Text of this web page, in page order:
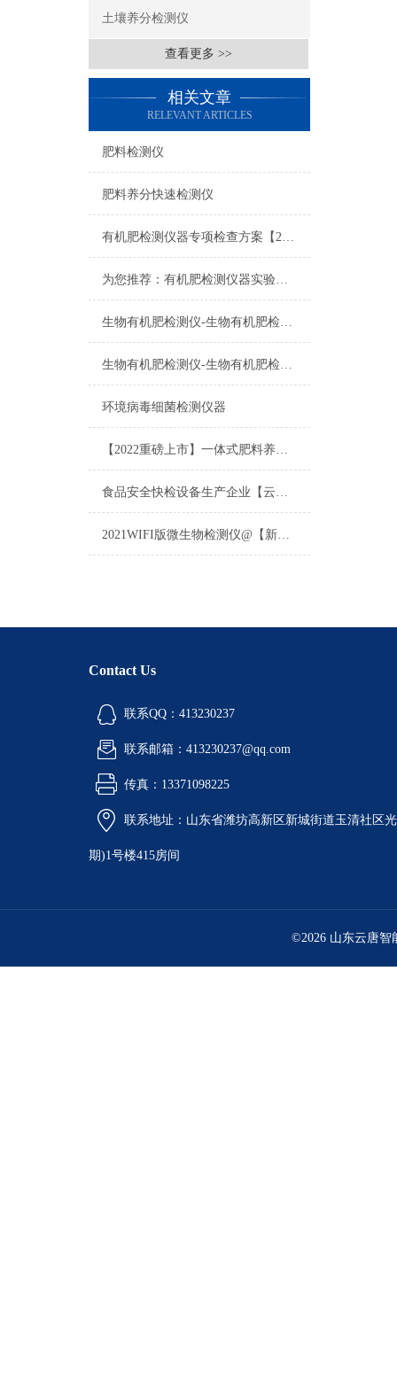
土壤养分检测仪
查看更多 >>
相关文章
RELEVANT ARTICLES
肥料检测仪
肥料养分快速检测仪
有机肥检测仪器专项检查方案【2021招标方案介绍】
为您推荐：有机肥检测仪器实验室仪器设备配置方案【2021方案介绍】
生物有机肥检测仪-生物有机肥检测仪-生物有机肥检测仪-生物有机肥检测仪
生物有机肥检测仪-生物有机肥检测仪-生物有机肥检测仪
环境病毒细菌检测仪器
【2022重磅上市】一体式肥料养分检测仪@甄选一体式肥料养分检测仪
食品安全快检设备生产企业【云唐制造】@旋转食品安全快检设备生产企业
2021WIFI版微生物检测仪@【新品研发】新WIFI版微生物检测厂
Contact Us
联系QQ：413230237
联系邮箱：413230237@qq.com
传真：13371098225
联系地址：山东省潍坊高新区新城街道玉清社区
期)1号楼415房间
©2026 山东云唐